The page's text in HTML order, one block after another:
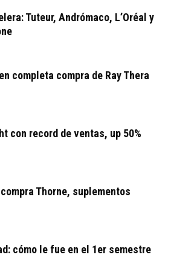
Tuteur, Andrómaco, L’Oréal y
completa compra de Ray Thera
con record de ventas, up 50%
compra Thorne, suplementos
cómo le fue en el 1er semestre